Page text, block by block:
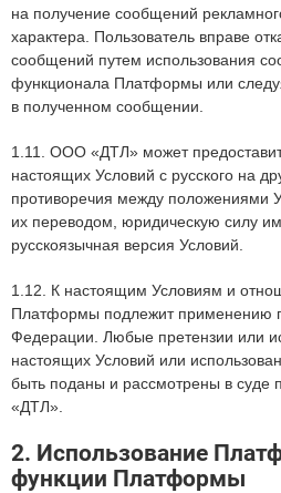
на получение сообщений
характера. Пользователь вправе
сообщений путем использования
функционала Платформы или
в полученном сообщении.
1.11. ООО «ДТЛ» может
настоящих Условий с русского на
противоречия между положениями
их переводом, юридическую силу
русскоязычная версия Условий.
1.12. К настоящим Условиям и
Платформы подлежит применению
Федерации. Любые претензии или
настоящих Условий или
быть поданы и рассмотрены в
«ДТЛ».
2. Использование
функции Платформы